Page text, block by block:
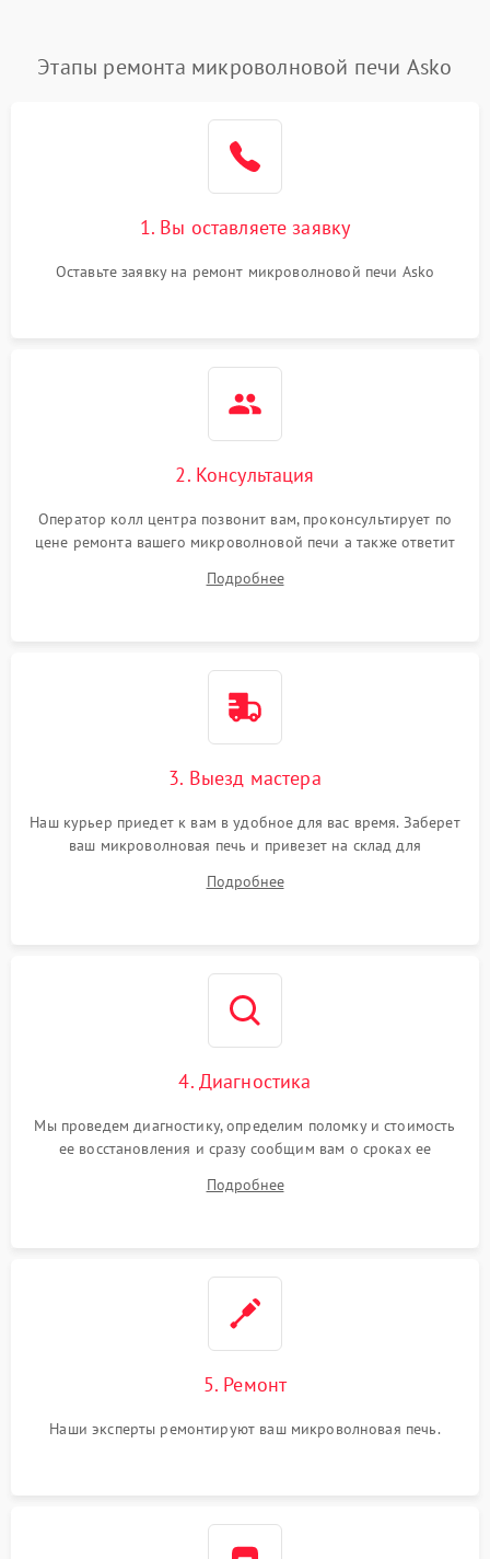
Появление запаха гари Подробнее →
2200 ₽
Не работают сенсорные
1000 ₽
Этапы ремонта микроволновой печи Asko
1. Вы оставляете заявку
Оставьте заявку на ремонт микроволновой печи Asko
2. Консультация
Оператор колл центра позвонит вам, проконсультирует по
цене ремонта вашего микроволновой печи а также ответит
Подробнее
3. Выезд мастера
Наш курьер приедет к вам в удобное для вас время. Заберет
ваш микроволновая печь и привезет на склад для
Подробнее
4. Диагностика
Мы проведем диагностику, определим поломку и стоимость
ее восстановления и сразу сообщим вам о сроках ее
Подробнее
5. Ремонт
Наши эксперты ремонтируют ваш микроволновая печь.